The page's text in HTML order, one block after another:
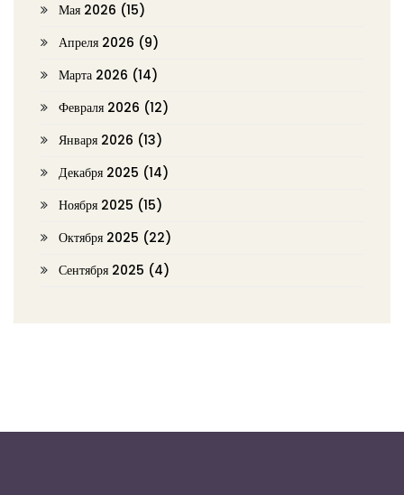
Мая 2026 (15)
Апреля 2026 (9)
Марта 2026 (14)
Февраля 2026 (12)
Января 2026 (13)
Декабря 2025 (14)
Ноября 2025 (15)
Октября 2025 (22)
Сентября 2025 (4)